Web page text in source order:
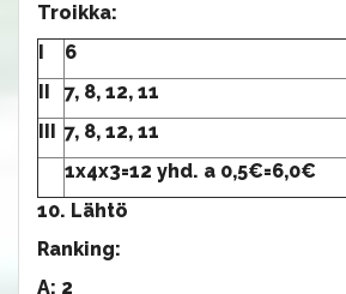
Troikka:
I
6
II
7, 8, 12, 11
III 7, 8, 12, 11
1x4x3=12 yhd. a 0,5€=6,0€
10. Lähtö
Ranking:
A: 2